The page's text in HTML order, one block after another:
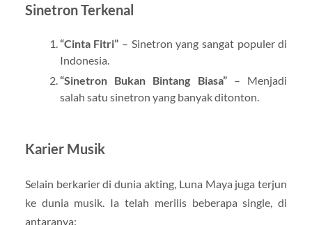
Sinetron Terkenal
“Cinta Fitri” – Sinetron yang sangat populer di
Indonesia.
“Sinetron Bukan Bintang Biasa”– Menjadi
salah satu sinetron yang banyak ditonton.
Karier Musik
Selain berkarier di dunia akting, Luna Maya juga terjun
ke dunia musik. Ia telah merilis beberapa single, di
antaranya: